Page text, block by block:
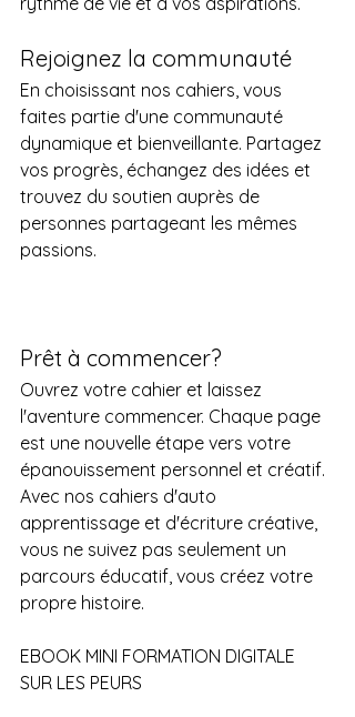
Rejoignez la communauté
En choisissant nos cahiers, vous
faites partie d'une communauté
dynamique et bienveillante. Partagez
vos progrès, échangez des idées et
trouvez du soutien auprès de
personnes partageant les mêmes
passions.
Prêt à commencer?
Ouvrez votre cahier et laissez
l'aventure commencer. Chaque page
est une nouvelle étape vers votre
épanouissement personnel et créatif.
Avec nos cahiers d'auto
apprentissage et d'écriture créative,
vous ne suivez pas seulement un
parcours éducatif, vous créez votre
propre histoire.
EBOOK MINI FORMATION DIGITALE
SUR LES PEURS